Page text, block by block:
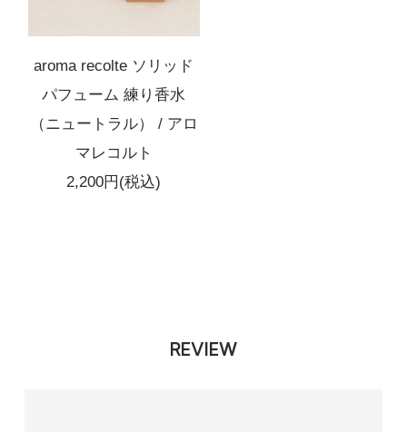
aroma recolte ソリッド
パフューム 練り香水
（ニュートラル） / アロ
マレコルト
2,200円(税込)
REVIEW